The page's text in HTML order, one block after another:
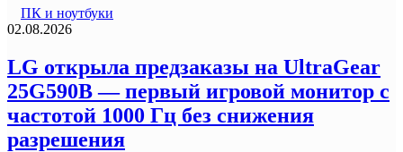
ПК и ноутбуки
02.08.2026
LG открыла предзаказы на UltraGear
25G590B — первый игровой монитор с
частотой 1000 Гц без снижения
разрешения